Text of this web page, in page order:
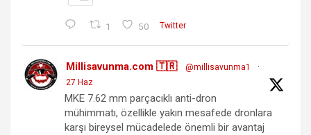
1 50 Twitter
Millisavunma.com 🇹🇷 @millisavunma1
·
27 Haz
MKE 7.62 mm parçacıklı anti-dron
mühimmatı, özellikle yakın mesafede dronlara
karşı bireysel mücadelede önemli bir avantaj